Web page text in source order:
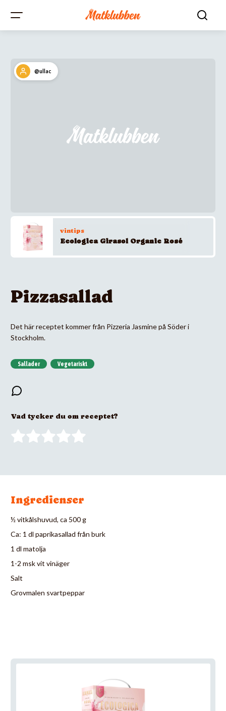
@ullac
vintips
Ecologica Girasol Organic Rosé
Pizzasallad
Det här receptet kommer från Pizzeria Jasmine på Söder i
Stockholm.
Sallader Vegetariskt
Vad tycker du om receptet?
Ingredienser
½ vitkålshuvud, ca 500 g
Ca: 1 dl paprikasallad från burk
1 dl matolja
1-2 msk vit vinäger
Salt
Grovmalen svartpeppar